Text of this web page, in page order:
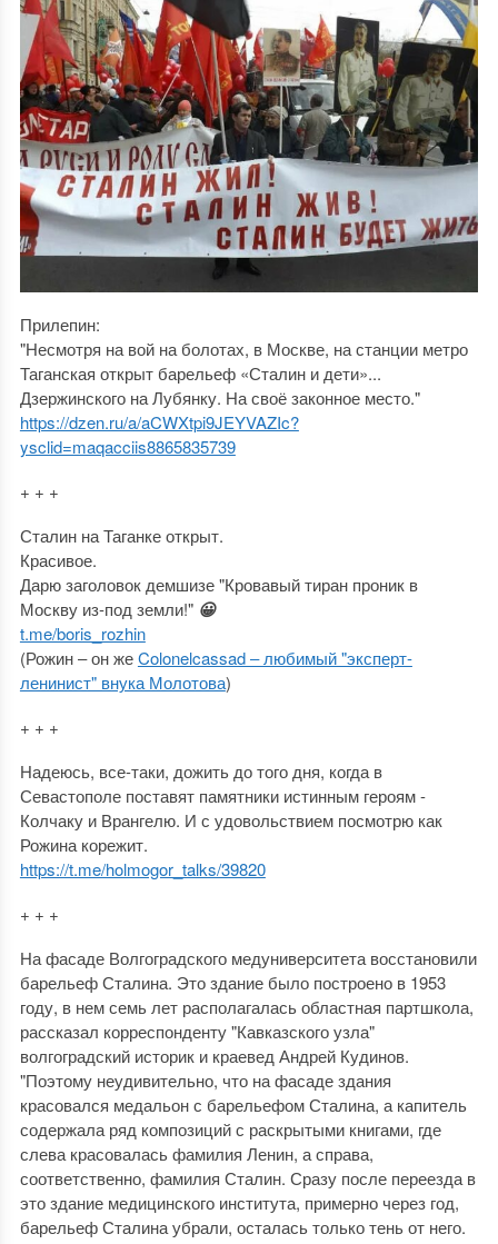
Прилепин:
"Несмотря на вой на болотах, в Москве, на станции метро
Таганская открыт барельеф «Сталин и дети»...
Дзержинского на Лубянку. На своё законное место."
https://dzen.ru/a/aCWXtpi9JEYVAZIc?
ysclid=maqacciis8865835739
+ + +
Сталин на Таганке открыт.
Красивое.
Дарю заголовок демшизе "Кровавый тиран проник в
Москву из-под земли!" 😀
t.me/boris_rozhin
(Рожин ‒ он жеColonelcassad ‒ любимый "эксперт-
ленинист" внука Молотова)
+ + +
Надеюсь, все-таки, дожить до того дня, когда в
Севастополе поставят памятники истинным героям -
Колчаку и Врангелю. И с удовольствием посмотрю как
Рожина корежит.
https://t.me/holmogor_talks/39820
+ + +
На фасаде Волгоградского медуниверситета восстановили
барельеф Сталина. Это здание было построено в 1953
году, в нем семь лет располагалась областная партшкола,
рассказал корреспонденту "Кавказского узла"
волгоградский историк и краевед Андрей Кудинов.
"Поэтому неудивительно, что на фасаде здания
красовался медальон с барельефом Сталина, а капитель
содержала ряд композиций с раскрытыми книгами, где
слева красовалась фамилия Ленин, а справа,
соответственно, фамилия Сталин. Сразу после переезда в
это здание медицинского института, примерно через год,
барельеф Сталина убрали, осталась только тень от него.